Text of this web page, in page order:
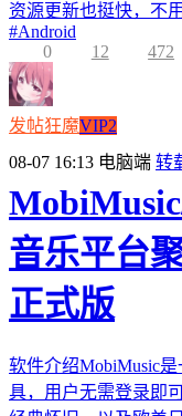
资源更新也挺快，不
#Android
0
12 472
发帖狂魔VIP2
08-07 16:13 电脑端 转
音乐平台
正式版
软件介绍MobiMusic
具，用户无需登录即